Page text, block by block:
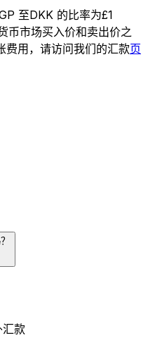
至DKK 的比率为£1
币市场买入价和卖出价之
费用，请访问我们的汇款页
汇款